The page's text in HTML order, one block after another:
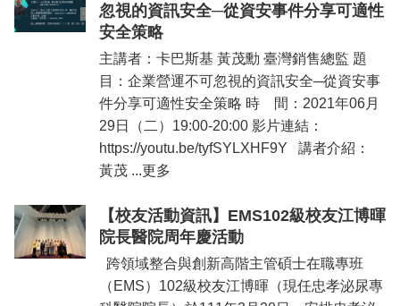
忽視的資訊安全─從資安事件分享可適性
安全策略
主講者：卡巴斯基 黃茂勳 臺灣銷售總監 題
目：企業營運不可忽視的資訊安全─從資安事
件分享可適性安全策略 時 間：2021年06月
29日（二）19:00-20:00 影片連結：
https://youtu.be/tyfSYLXHF9Y 講者介紹：
黃茂 ...更多
【校友活動資訊】EMS102級校友江博暉
院長醫院周年慶活動
跨領域整合與創新高階主管碩士在職專班
（EMS）102級校友江博暉（現任忠孝泌尿專